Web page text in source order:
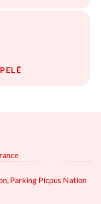
Parking Picpus Nation